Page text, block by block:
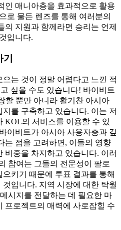
인 매니아층을 효과적으로 활용
로 물든 렌즈를 통해 여러분의
의 지원과 함께라면 승리는 언제
입니다.
는 것이 정말 어렵다고 느낀 적
싶을 수도 있습니다! 바이비트
할 뿐만 아니라 활기찬 아시아
를 구축하고 있습니다. 이는 저
KOL의 서비스를 이용할 수 있
이비트가 아시아 사용자층과 깊
는 점을 고려하면, 이들의 영향
비중을 차지하고 있습니다. 이러
참여는 그들의 전문성이 팔로
키기 때문에 투표 결과를 통해
입니다. 지역 시장에 대한 탁월
시지를 전달하는 데 필요한 마
프로젝트의 매력에 사로잡힐 수